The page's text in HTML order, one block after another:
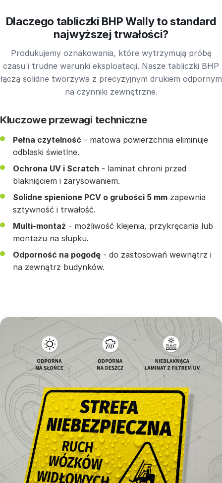
Dlaczego tabliczki BHP Wally to standard
najwyższej trwałości?
Produkujemy oznakowania, które wytrzymują próbę
czasu i trudne warunki eksploatacji. Nasze tabliczki BHP
łączą solidne tworzywa z precyzyjnym drukiem odpornym
na czynniki zewnętrzne.
Kluczowe przewagi techniczne
Pełna czytelność - matowa powierzchnia eliminuje
odblaski świetlne.
Ochrona UV i Scratch - laminat chroni przed
blaknięciem i zarysowaniem.
Solidne spienione PCV o grubości 5 mm zapewnia
sztywność i trwałość.
Multi-montaż - możliwość klejenia, przykręcania lub
montażu na słupku.
Odporność na pogodę - do zastosowań wewnątrz i
na zewnątrz budynków.